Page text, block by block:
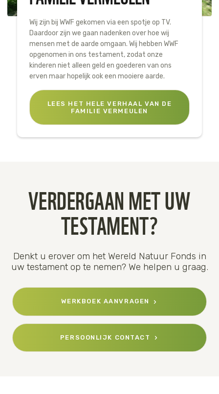
Wij zijn bij WWF gekomen via een spotje op TV.
Daardoor zijn we gaan nadenken over hoe wij
mensen met de aarde omgaan. Wij hebben WWF
opgenomen in ons testament, zodat onze
kinderen niet alleen geld en goederen van ons
erven maar hopelijk ook een mooiere aarde.
LEES HET HELE VERHAAL VAN DE
FAMILIE VERMEULEN
VERDERGAAN MET UW
TESTAMENT?
Denkt u erover om het Wereld Natuur Fonds in
uw testament op te nemen? We helpen u graag.
WERKBOEK AANVRAGEN
PERSOONLIJK CONTACT